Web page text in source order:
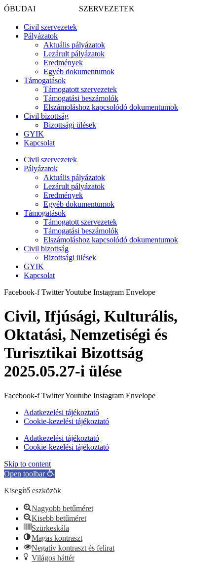
ÓBUDAI SZERVEZETEK
Civil szervezetek
Pályázatok
Aktuális pályázatok
Lezárult pályázatok
Eredmények
Egyéb dokumentumok
Támogatások
Támogatott szervezetek
Támogatási beszámolók
Elszámoláshoz kapcsolódó dokumentumok
Civil bizottság
Bizottsági ülések
GYIK
Kapcsolat
Civil szervezetek
Pályázatok
Aktuális pályázatok
Lezárult pályázatok
Eredmények
Egyéb dokumentumok
Támogatások
Támogatott szervezetek
Támogatási beszámolók
Elszámoláshoz kapcsolódó dokumentumok
Civil bizottság
Bizottsági ülések
GYIK
Kapcsolat
Facebook-f TwitterYoutube Instagram Envelope
Civil, Ifjúsági, Kulturális,
Oktatási, Nemzetiségi és
Turisztikai Bizottság
2025.05.27-i ülése
Facebook-f TwitterYoutube Instagram Envelope
Adatkezelési tájékoztató
Cookie-kezelési tájékoztató
Adatkezelési tájékoztató
Cookie-kezelési tájékoztató
Skip to content
Open toolbar
Kisegítő eszközök
Nagyobb betűméret
Kisebb betűméret
Szürkeskála
Magas kontraszt
Negatív kontraszt és felirat
Világos háttér